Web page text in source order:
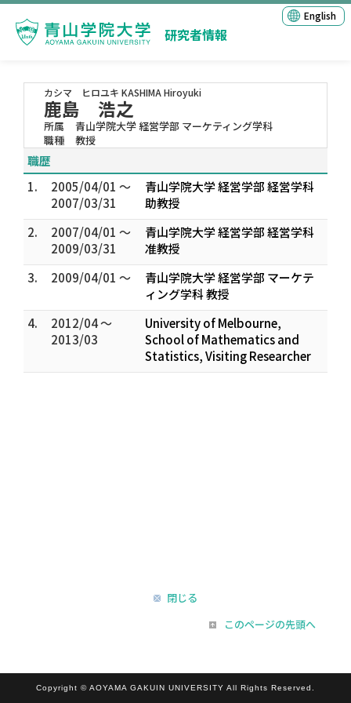
研究者情報
English
カシマ ヒロユキ KASHIMA Hiroyuki
鹿島 浩之
所属
青山学院大学 経営学部 マーケティング学科
職種
教授
職歴
1.
2005/04/01 ～
2007/03/31
青山学院大学 経営学部 経営学科
助教授
2.
2007/04/01 ～
2009/03/31
青山学院大学 経営学部 経営学科
准教授
3.
2009/04/01 ～
青山学院大学 経営学部 マーケテ
ィング学科 教授
4.
2012/04 ～
2013/03
University of Melbourne,
School of Mathematics and
Statistics, Visiting Researcher
閉じる
このページの先頭へ
Copyright © AOYAMA GAKUIN UNIVERSITY All Rights Reserved.